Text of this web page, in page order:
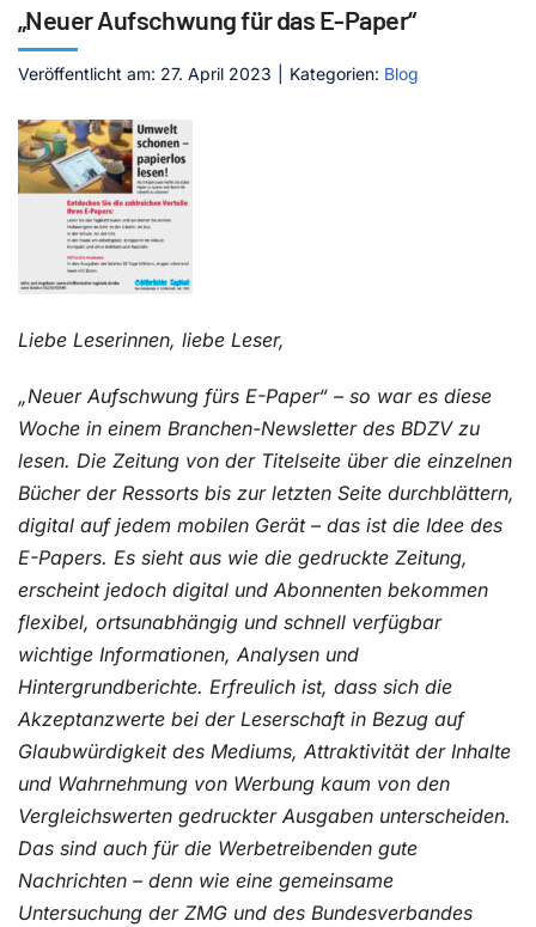
Service
Mediathek
Jetzt abonnieren
Kontakt
„Neuer Aufschwung für das E-Paper“
Veröffentlicht am: 27. April 2023 Kategorien: Blog
Liebe Leserinnen, liebe Leser,
„Neuer Aufschwung fürs E-Paper“ – so war es diese
Woche in einem Branchen-Newsletter des BDZV zu
lesen. Die Zeitung von der Titelseite über die einzelnen
Bücher der Ressorts bis zur letzten Seite durchblättern,
digital auf jedem mobilen Gerät – das ist die Idee des
E-Papers. Es sieht aus wie die gedruckte Zeitung,
erscheint jedoch digital und Abonnenten bekommen
flexibel, ortsunabhängig und schnell verfügbar
wichtige Informationen, Analysen und
Hintergrundberichte. Erfreulich ist, dass sich die
Akzeptanzwerte bei der Leserschaft in Bezug auf
Glaubwürdigkeit des Mediums, Attraktivität der Inhalte
und Wahrnehmung von Werbung kaum von den
Vergleichswerten gedruckter Ausgaben unterscheiden.
Das sind auch für die Werbetreibenden gute
Nachrichten – denn wie eine gemeinsame
Untersuchung der ZMG und des Bundesverbandes